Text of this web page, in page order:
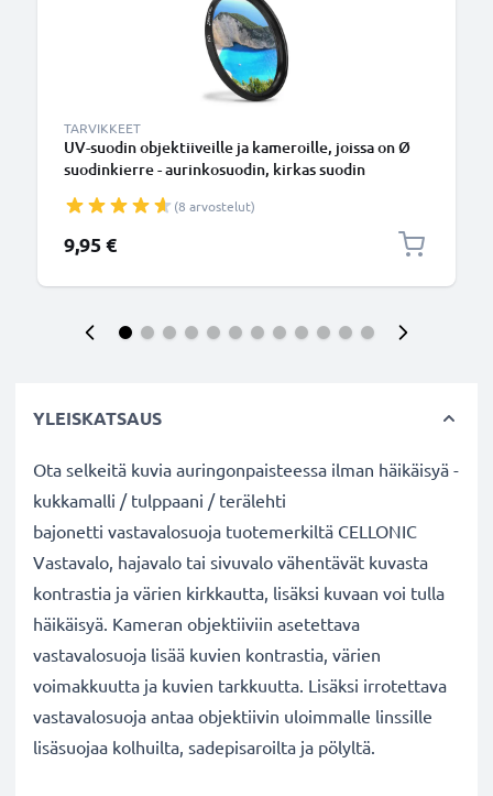
TARVIKKEET
UV-suodin objektiiveille ja kameroille, joissa on Ø
suodinkierre - aurinkosuodin, kirkas suodin
(8 arvostelut)
9,95 €
YLEISKATSAUS
Ota selkeitä kuvia auringonpaisteessa ilman häikäisyä -
kukkamalli / tulppaani / terälehti
bajonetti vastavalosuoja tuotemerkiltä CELLONIC
Vastavalo, hajavalo tai sivuvalo vähentävät kuvasta
kontrastia ja värien kirkkautta, lisäksi kuvaan voi tulla
häikäisyä. Kameran objektiiviin asetettava
vastavalosuoja lisää kuvien kontrastia, värien
voimakkuutta ja kuvien tarkkuutta. Lisäksi irrotettava
vastavalosuoja antaa objektiivin uloimmalle linssille
lisäsuojaa kolhuilta, sadepisaroilta ja pölyltä.